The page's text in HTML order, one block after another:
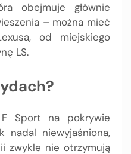
obejmuje głównie
– można mieć
od miejskiego
LS.
Sport na pokrywie
nadal niewyjaśniona,
zwykle nie otrzymują